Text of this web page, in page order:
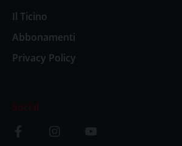
Il Ticino
Abbonamenti
Privacy Policy
Social